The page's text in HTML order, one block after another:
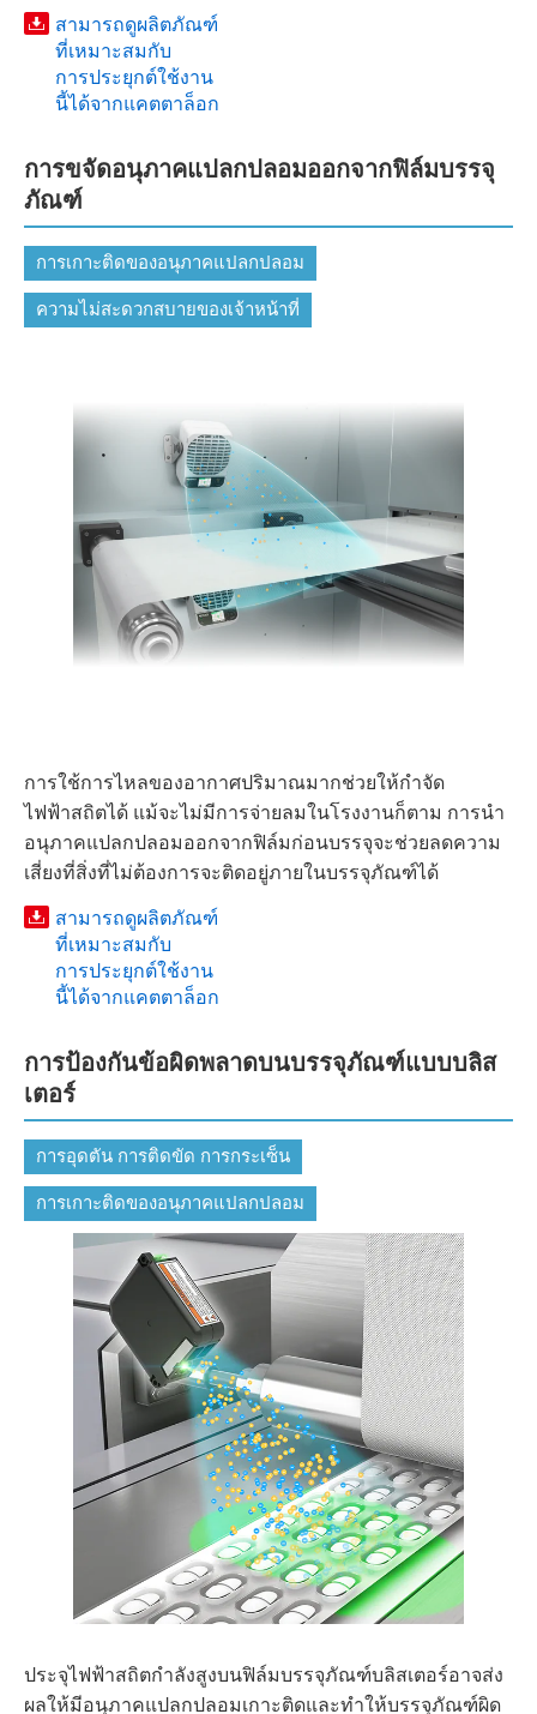
สามารถดูผลิตภัณฑ์
ที่เหมาะสมกับ
การประยุกต์ใช้งาน
นี้ได้จากแคตตาล็อก
การขจัดอนุภาคแปลกปลอมออกจากฟิล์มบรรจุ
ภัณฑ์
การเกาะติดของอนุภาคแปลกปลอม
ความไม่สะดวกสบายของเจ้าหน้าที่
การใช้การไหลของอากาศปริมาณมากช่วยให้กำจัด
ไฟฟ้าสถิตได้ แม้จะไม่มีการจ่ายลมในโรงงานก็ตาม การนำ
อนุภาคแปลกปลอมออกจากฟิล์มก่อนบรรจุจะช่วยลดความ
เสี่ยงที่สิ่งที่ไม่ต้องการจะติดอยู่ภายในบรรจุภัณฑ์ได้
สามารถดูผลิตภัณฑ์
ที่เหมาะสมกับ
การประยุกต์ใช้งาน
นี้ได้จากแคตตาล็อก
การป้องกันข้อผิดพลาดบนบรรจุภัณฑ์แบบบลิส
เตอร์
การอุดตัน การติดขัด การกระเซ็น
การเกาะติดของอนุภาคแปลกปลอม
ประจุไฟฟ้าสถิตกำลังสูงบนฟิล์มบรรจุภัณฑ์บลิสเตอร์อาจส่ง
ผลให้มีอนุภาคแปลกปลอมเกาะติดและทำให้บรรจุภัณฑ์ผิด